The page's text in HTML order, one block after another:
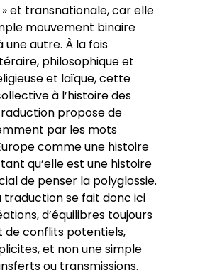
et transnationale, car elle
mouvement binaire
une autre. À la fois
philosophique et
et laïque, cette
à l’histoire des
propose de
par les mots
comme une histoire
qu’elle est une histoire
de penser la polyglossie.
traduction se fait donc ici
d’équilibres toujours
de conflits potentiels,
et non une simple
ou transmissions.